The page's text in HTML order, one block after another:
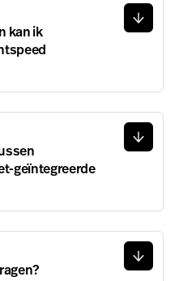
kan ik
geïntegreerde